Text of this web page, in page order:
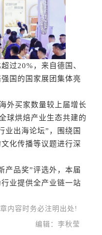
过20%，来自德国、
国的国家展团集体亮
外买家数量较上届增长
球烘焙产业生态共建的
业出海论坛”，围绕国
化传播等议题进行深
品奖”评选外，本届
业提供全产业链一站
内容时务必注明出处!
编辑：李秋莹